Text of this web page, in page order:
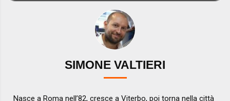
SIMONE VALTIERI
Nasce a Roma nell’82, cresce a Viterbo, poi torna nella città